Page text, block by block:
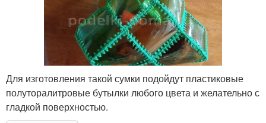
Для изготовления такой сумки подойдут пластиковые
полуторалитровые бутылки любого цвета и желательно с
гладкой поверхностью.